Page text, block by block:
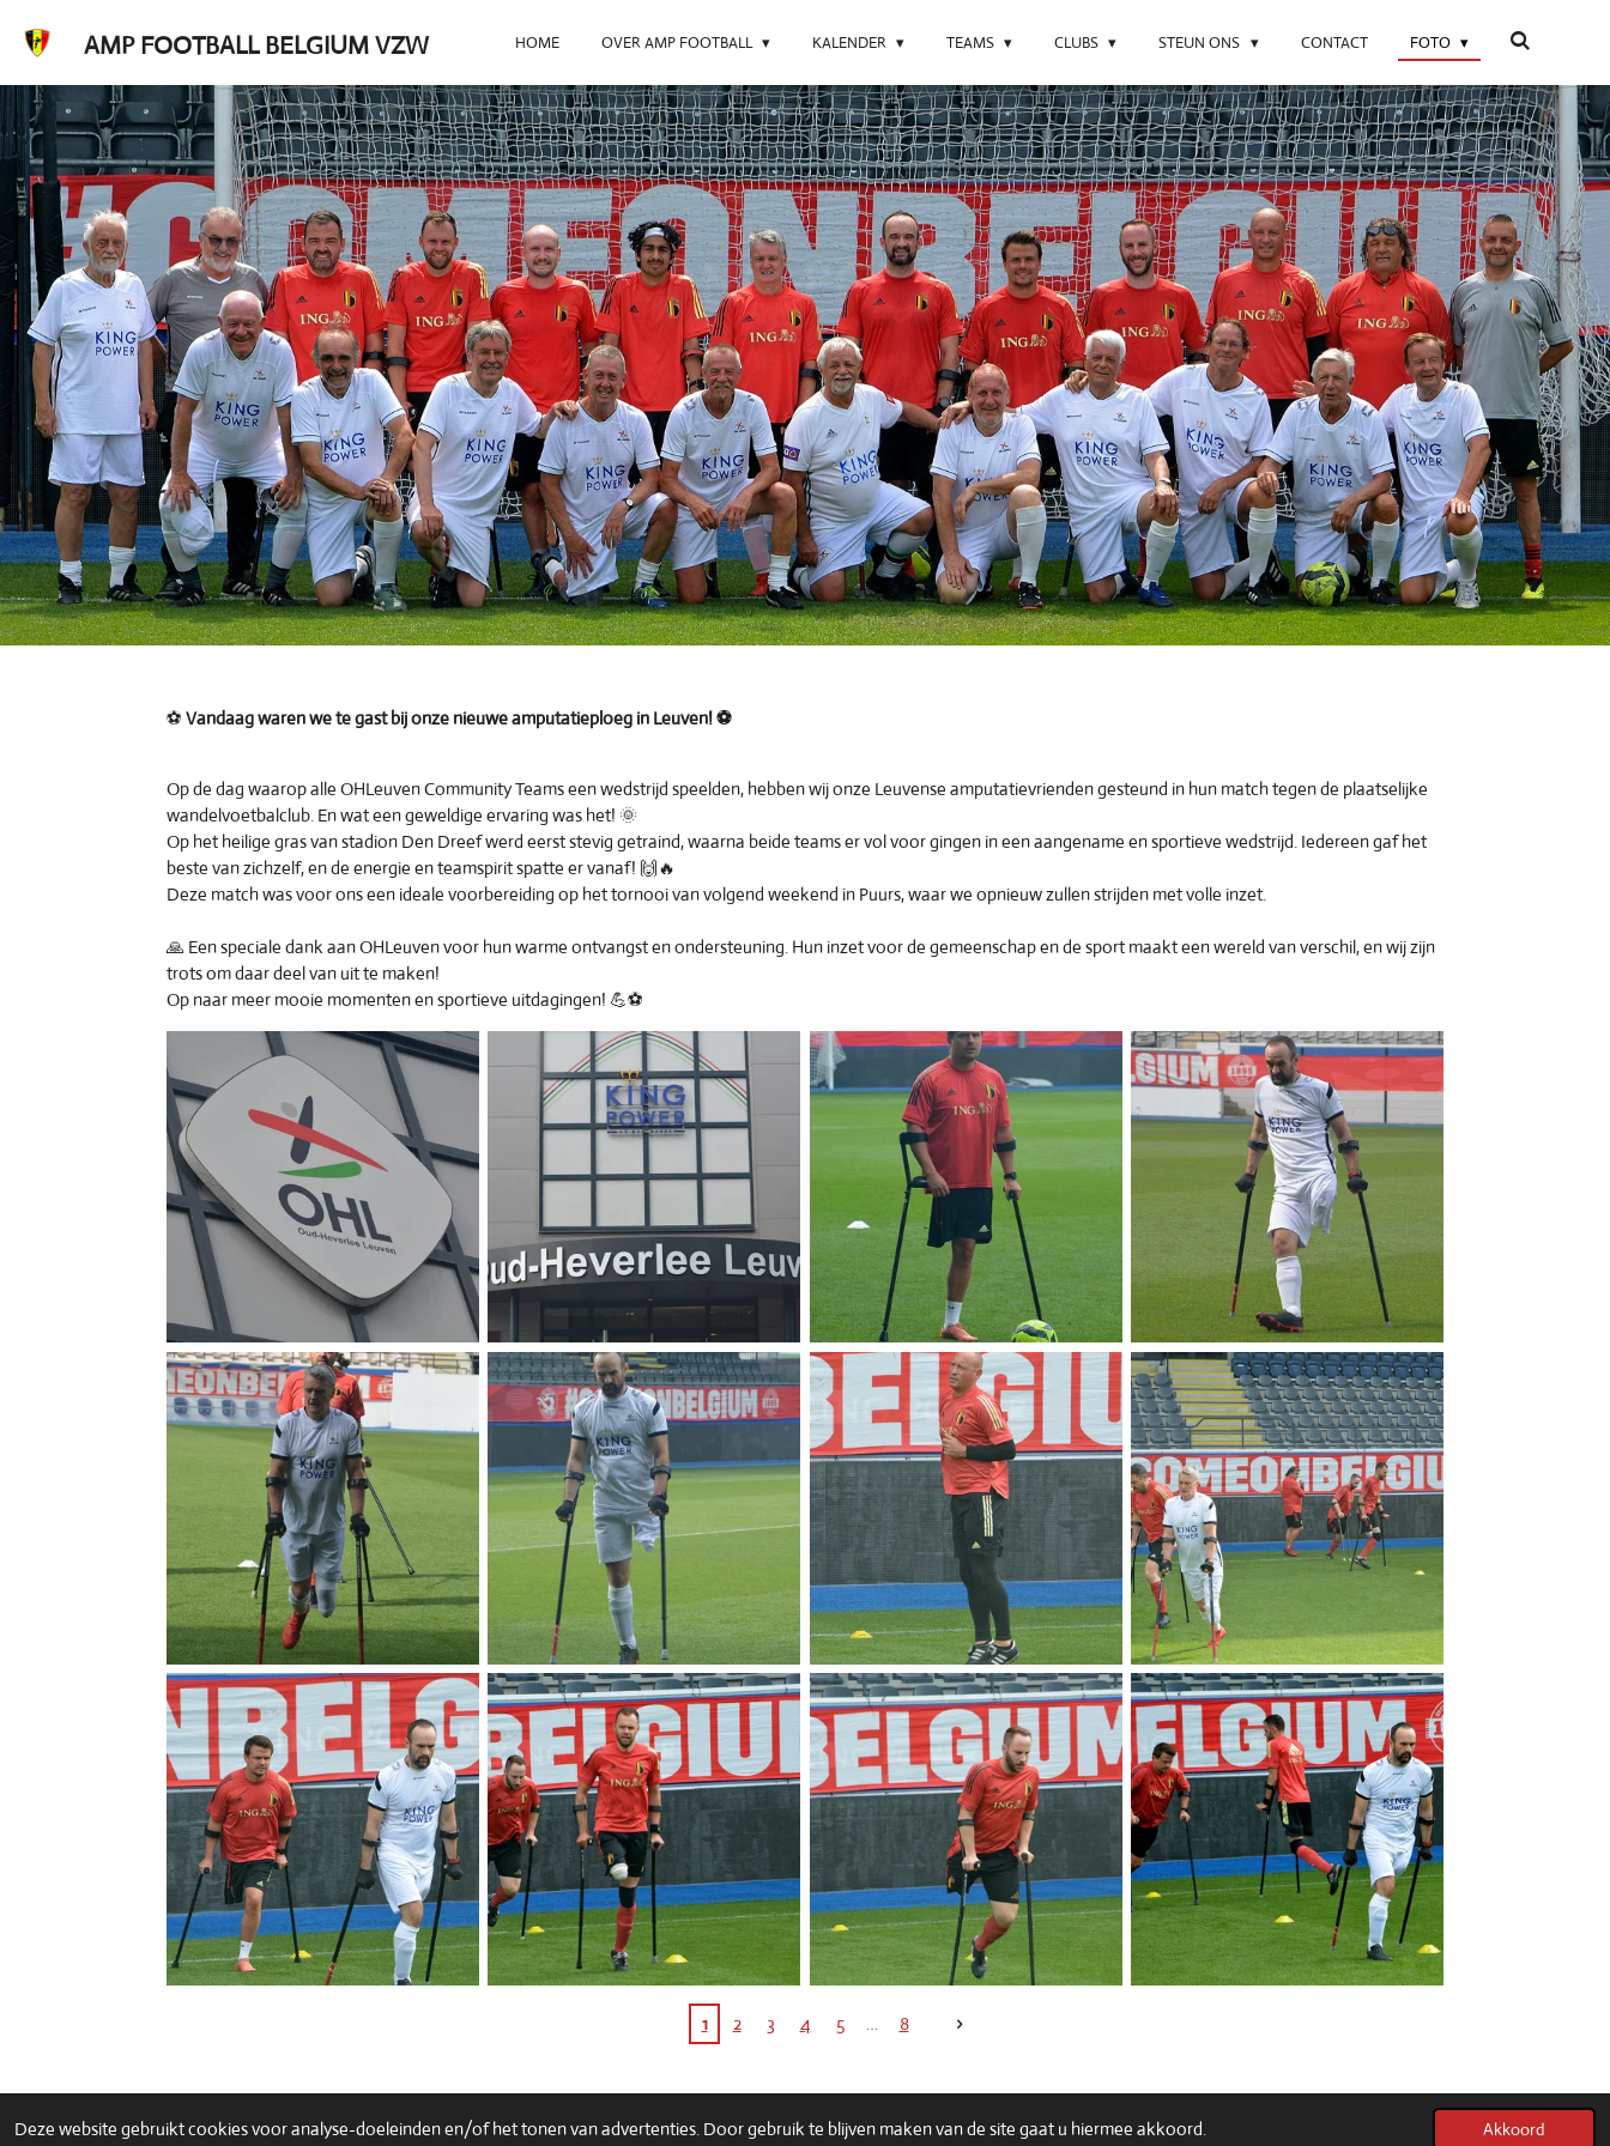
Deze website gebruikt cookies voor analyse-doeleinden en/of het tonen van advertenties. Door gebruik te blijven maken van de site gaat u hiermee akkoord. Akkoord
direct
hoofdinhoud
AMP FOOTBALL BELGIUM VZW HOME OVER AMP FOOTBALL KALENDER TEAMS CLUBS STEUN ONS CONTACT FOTO
⚽ Vandaag waren we te gast bij onze nieuwe amputatieploeg in Leuven! ⚽
Op de dag waarop alle OHLeuven Community Teams een wedstrijd speelden, hebben wij onze Leuvense amputatievrienden gesteund in hun match tegen de plaatselijke
wandelvoetbalclub. En wat een geweldige ervaring was het! 🌞
Op het heilige gras van stadion Den Dreef werd eerst stevig getraind, waarna beide teams er vol voor gingen in een aangename en sportieve wedstrijd. Iedereen gaf het
beste van zichzelf, en de energie en teamspirit spatte er vanaf! 🙌🔥
Deze match was voor ons een ideale voorbereiding op het tornooi van volgend weekend in Puurs, waar we opnieuw zullen strijden met volle inzet.
🙏 Een speciale dank aan OHLeuven voor hun warme ontvangst en ondersteuning. Hun inzet voor de gemeenschap en de sport maakt een wereld van verschil, en wij zijn
trots om daar deel van uit te maken!
Op naar meer mooie momenten en sportieve uitdagingen! 💪⚽
1 2 3 4 5 8